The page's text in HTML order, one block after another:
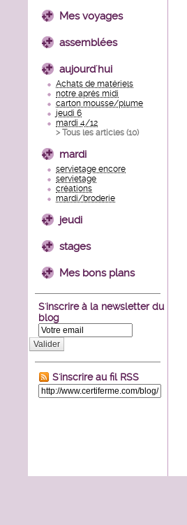
Mes voyages
assemblées
aujourd'hui
Achats de matériels
notre aprés midi
carton mousse/plume
jeudi 6
mardi 4/12
> Tous les articles (10)
mardi
servietage encore
servietage
créations
mardi/broderie
jeudi
stages
Mes bons plans
S'inscrire à la newsletter du
blog
Valider
S'inscrire au fil RSS